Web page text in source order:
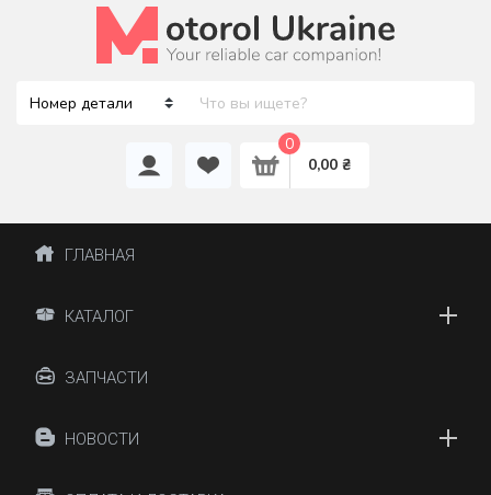
0,00 ₴
0
ГЛАВНАЯ
КАТАЛОГ
ЗАПЧАСТИ
НОВОСТИ